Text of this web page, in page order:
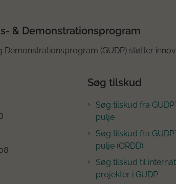
& Demonstrationsprogram
Demonstrationsprogram (GUDP) støtter
Søg tilskud
Søg tilskud fra
pulje
Søg tilskud fra
pulje (ORDD)
Søg tilskud til
projekter i GUDP